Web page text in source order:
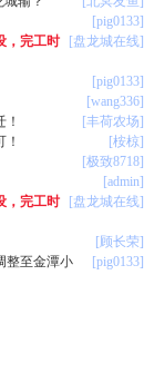
[pig0133]
[盘龙城在线]
，完工时
[pig0133]
[wang336]
[丰荷农场]
[桉椋]
[极致8718]
[admin]
[盘龙城在线]
，完工时
[顾长荣]
[pig0133]
整至金潭小